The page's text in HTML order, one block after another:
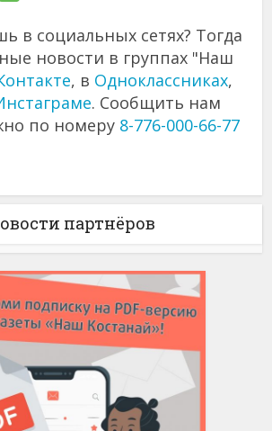
в социальных сетях? Тогда
новости в группах "Наш
, в Одноклассниках,
. Сообщить нам
по номеру 8-776-000-66-77
партнёров